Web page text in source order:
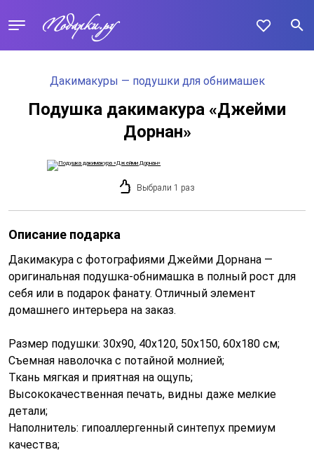
Дакимакуры — подушки для обнимашек
Подушка дакимакура «Джейми
Дорнан»
Выбрали 1 раз
Описание подарка
Дакимакура с фотографиями Джейми Дорнана —
оригинальная подушка-обнимашка в полный рост для
себя или в подарок фанату. Отличный элемент
домашнего интерьера на заказ.
Размер подушки: 30x90, 40x120, 50x150, 60x180 см;
Съемная наволочка с потайной молнией;
Ткань мягкая и приятная на ощупь;
Высококачественная печать, видны даже мелкие
детали;
Наполнитель: гипоаллергенный синтепух премиум
качества;